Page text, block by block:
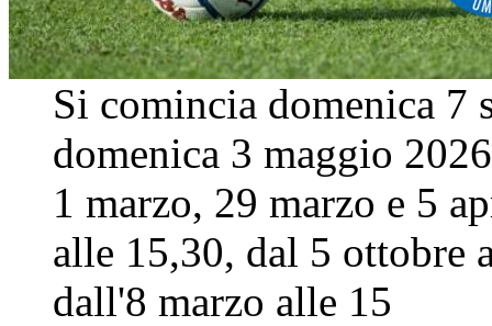
Si comincia domenica 7
domenica 3 maggio
1 marzo, 29 marzo e 5
alle 15,30, dal 5 ottobre
dall'8 marzo alle 15